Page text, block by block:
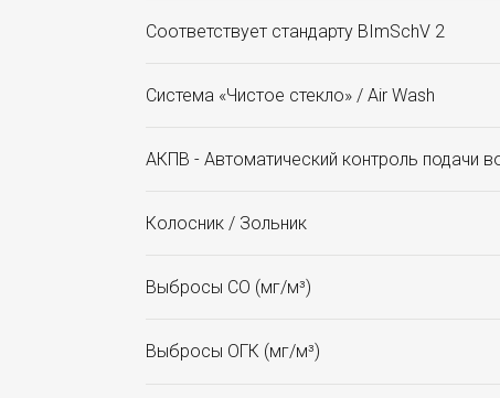
Соответствует стандарту BImSchV 2
Система «Чистое стекло» / Air Wash
АКПВ - Автоматический контроль подачи
Колосник / Зольник
Выбросы CO (мг/м³)
Выбросы ОГК (мг/м³)